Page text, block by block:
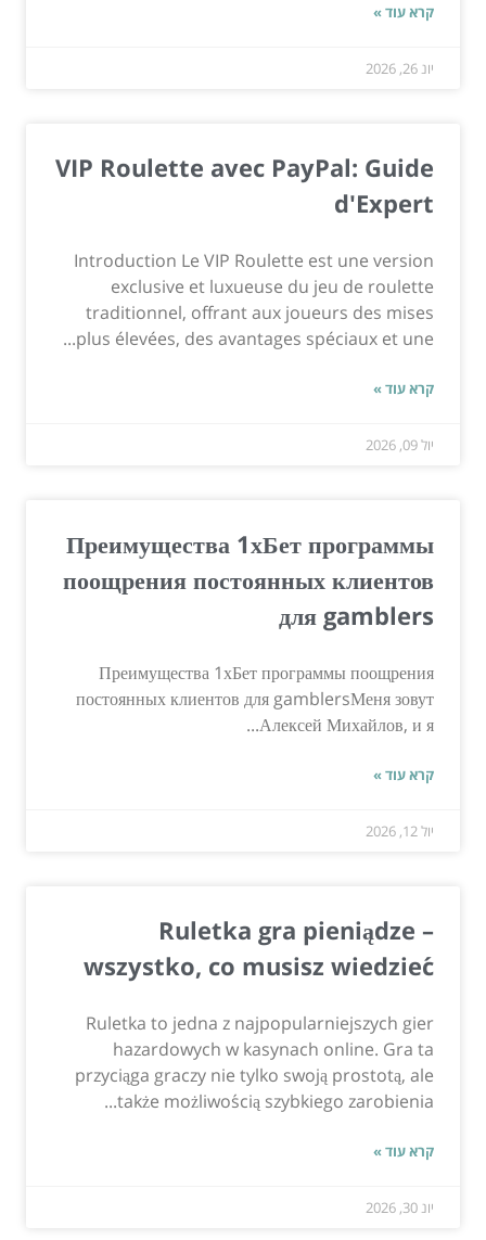
קרא עוד »
יונ 26, 2026
VIP Roulette avec PayPal: Guide
d'Expert
Introduction Le VIP Roulette est une version
exclusive et luxueuse du jeu de roulette
traditionnel, offrant aux joueurs des mises
plus élevées, des avantages spéciaux et une...
קרא עוד »
יול 09, 2026
Преимущества 1хБет программы
поощрения постоянных клиентов
для gamblers
Преимущества 1хБет программы поощрения
постоянных клиентов для gamblersМеня зовут
Алексей Михайлов, и я...
קרא עוד »
יול 12, 2026
Ruletka gra pieniądze –
wszystko, co musisz wiedzieć
Ruletka to jedna z najpopularniejszych gier
hazardowych w kasynach online. Gra ta
przyciąga graczy nie tylko swoją prostotą, ale
także możliwością szybkiego zarobienia...
קרא עוד »
יונ 30, 2026